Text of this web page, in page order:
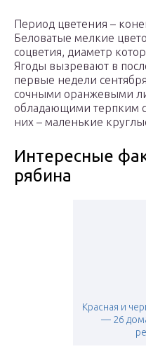
Период цветения –
Беловатые мелкие
соцветия, диаметр
Ягоды вызревают в
первые недели
сочными оранжевыми
обладающими терпким
них – маленькие
Интересные
рябина
Красная и
— 26